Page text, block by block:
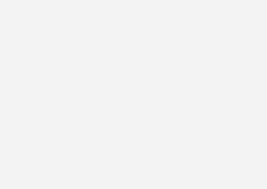
Projekte in Südaustralien mit
versorgen. Nach
werden die mittelgroßen Anlagen 20
Netz einspeisen.
von Anlagen für erneuerbare Energien,
Electrical Services Group (Yes Group) und
(SEI) beauftragt, seine
für fünf